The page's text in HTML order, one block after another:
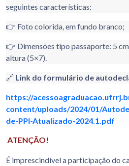
seguintes características:
👉 Foto colorida, em fundo branco;
👉 Dimensões tipo passaporte: 5
altura (5×7).
🔗 Link do formulário de
https://
content/uploads/2024/01/
de-PPI-Atualizado-2024.1.pdf
ATENÇÃO!
É imprescindível a participação do